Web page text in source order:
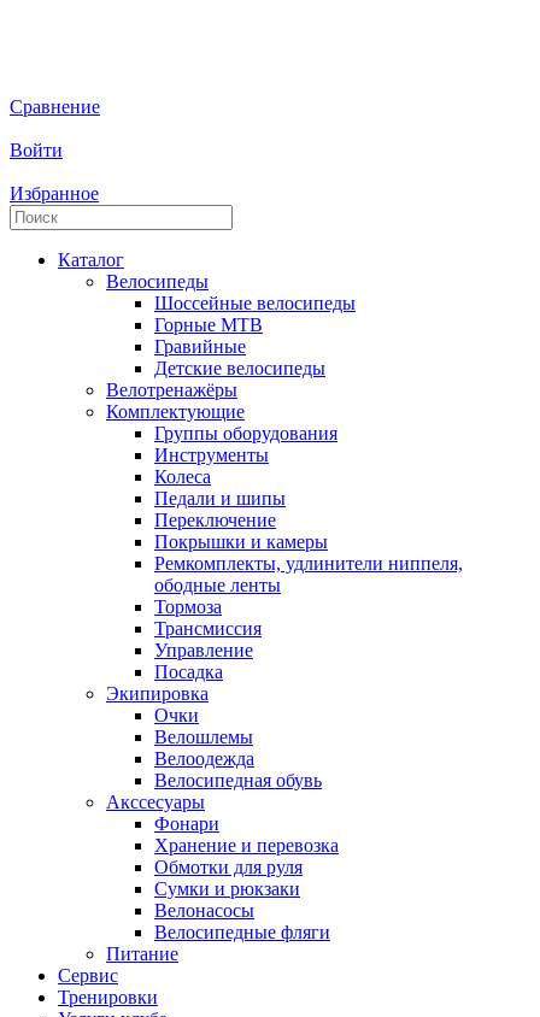
Сравнение
Войти
Избранное
Каталог
Велосипеды
Шоссейные велосипеды
Горные МTB
Гравийные
Детские велосипеды
Велотренажёры
Комплектующие
Группы оборудования
Инструменты
Колеса
Педали и шипы
Переключение
Покрышки и камеры
Ремкомплекты, удлинители ниппеля,
ободные ленты
Тормоза
Трансмиссия
Управление
Посадка
Экипировка
Очки
Велошлемы
Велоодежда
Велосипедная обувь
Акссесуары
Фонари
Хранение и перевозка
Обмотки для руля
Сумки и рюкзаки
Велонасосы
Велосипедные фляги
Питание
Сервис
Тренировки